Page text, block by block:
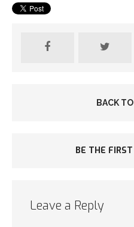
BACK
BE THE
Leave a Reply